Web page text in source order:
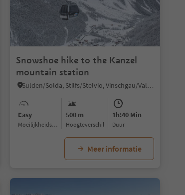
Snowshoe hike to the Kanzel
mountain station
Sulden/Solda, Stilfs/Stelvio, Vinschgau/Val Venosta
Easy
Moeilijkheidsgraad
500 m
Hoogteverschil
1h:40 Min
Duur
Meer informatie